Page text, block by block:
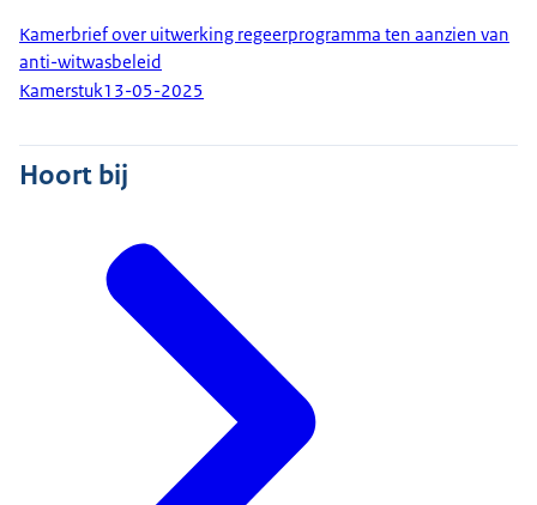
Kamerbrief over uitwerking regeerprogramma ten aanzien van
anti-witwasbeleid
Kamerstuk13-05-2025
Hoort bij